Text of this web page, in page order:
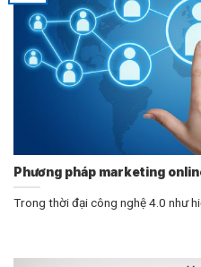
Phương pháp marketing
Trong thời đại công nghệ 4.0 như